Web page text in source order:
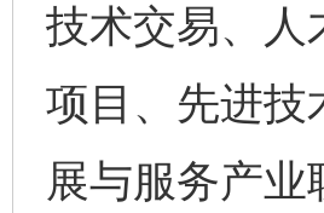
技术交易、人
项目、先进技
展与服务产